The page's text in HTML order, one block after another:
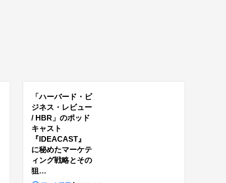
「ハーバード・ビ
ジネス・レビュー
/ HBR」のポッド
キャスト
『IDEACAST』
に秘めたマーケテ
ィング戦略とその
狙…